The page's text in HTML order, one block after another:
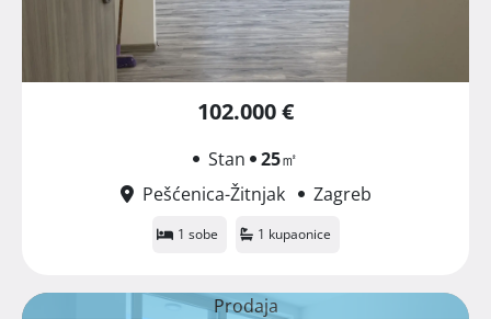
102.000 €
Stan 25㎡
Pešćenica-Žitnjak
Zagreb
1 sobe 1 kupaonice
Prodaja